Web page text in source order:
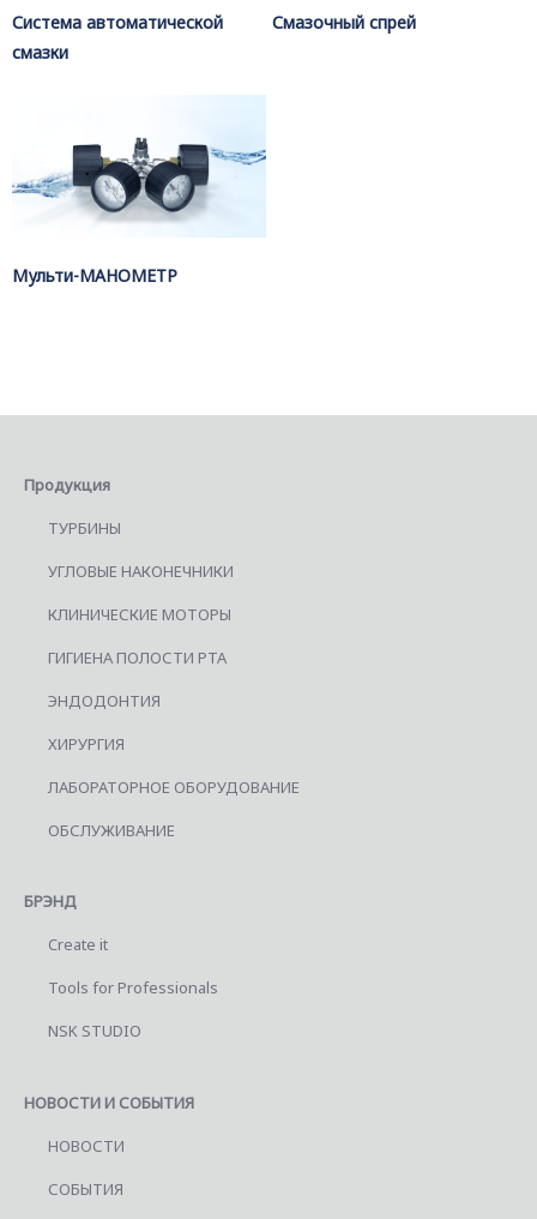
Система автоматической
смазки
Смазочный спрей
Мульти-MAHOMETP
Продукция
ТУРБИНЫ
УГЛОВЫЕ НАКОНЕЧНИКИ
КЛИНИЧЕСКИЕ МОТОРЫ
ГИГИЕНА ПОЛОСТИ РТА
ЭНДОДОНТИЯ
ХИРУРГИЯ
ЛАБОРАТОРНОЕ ОБОРУДОВАНИЕ
ОБСЛУЖИВАНИЕ
БРЭНД
Create it
Tools for Professionals
NSK STUDIO
НОВОСТИ И СОБЫТИЯ
НОВОСТИ
СОБЫТИЯ